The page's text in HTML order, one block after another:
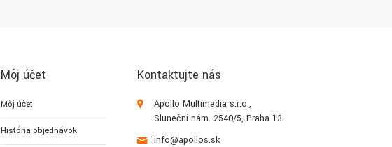
Môj účet
Môj účet
História objednávok
Kontaktujte nás
Apollo Multimedia s.r.o.,
Sluneční nám. 2540/5, Praha 13
info@apollos.sk